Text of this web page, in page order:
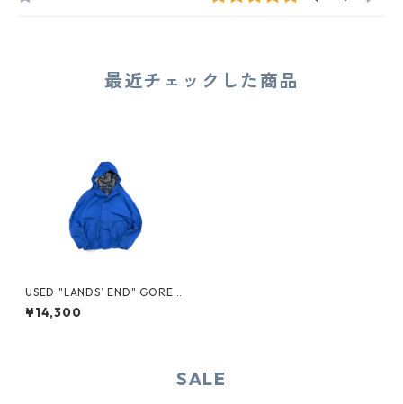
最近チェックした商品
USED "LANDS’ END" GORE-
TEX JACKET
¥14,300
SALE